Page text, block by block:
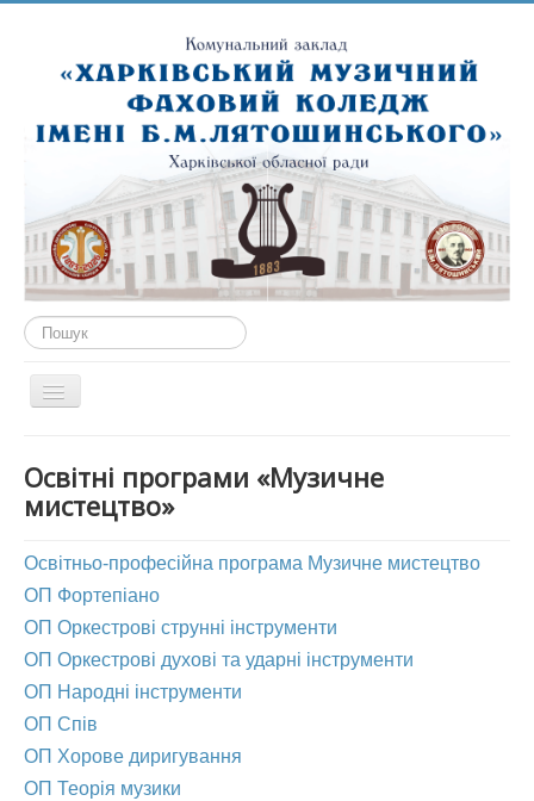
Пошук...
Перемикач
ПРО НАС
АБІТУРІЄНТУ
СТУДЕНТУ
КАБІНЕТ МЕТОДИСТА
НАВЧАЛЬНО-ВИХОВНА РОБОТА
МИСТЕЦЬКІ ПРОЄКТИ
Освітні програми «Музичне
мистецтво»
Освітньо-професійна програма Музичне мистецтво
ОП Фортепіано
ОП Оркестрові струнні інструменти
ОП Оркестрові духові та ударні інструменти
ОП Народні інструменти
ОП Спів
ОП Хорове диригування
ОП Теорія музики